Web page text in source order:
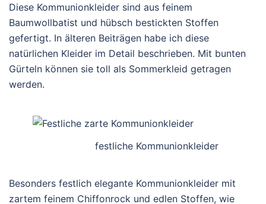
Diese Kommunionkleider sind aus feinem
Baumwollbatist und hübsch bestickten Stoffen
gefertigt. In älteren Beiträgen habe ich diese
natürlichen Kleider im Detail beschrieben. Mit bunten
Gürteln können sie toll als Sommerkleid getragen
werden.
festliche Kommunionkleider
Besonders festlich elegante Kommunionkleider mit
zartem feinem Chiffonrock und edlen Stoffen, wie